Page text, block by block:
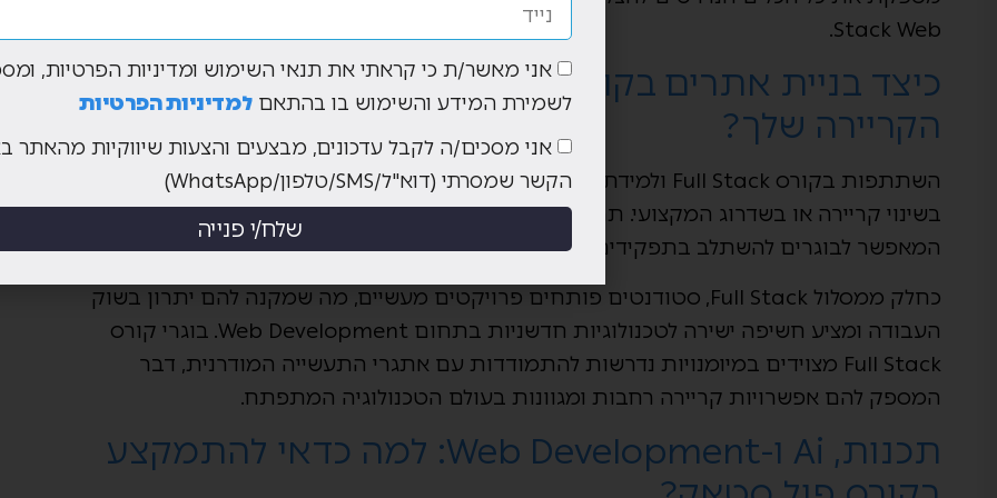
Stack Web.
כיצד בניית אתרים בקורס Full Stack יכולה לשנות את
הקריירה שלך?
השתתפות בקורס Full Stack ולמידת בניית אתרים מהווה נקודת מפנה עבור רבים המעוניינים
בשינוי קריירה או בשדרוג המקצועי. תהליך הלמידה מציע ידע רחב ומעמיק בפיתוח אתרים,
המאפשר לבוגרים להשתלב בתפקידים מבוקשים כמפתחי Full Stack שולטים.
כחלק ממסלול Full Stack, סטודנטים פותחים פרויקטים מעשיים, מה שמקנה להם יתרון בשוק
העבודה ומציע חשיפה ישירה לטכנולוגיות חדשניות בתחום Web Development. בוגרי קורס
Full Stack מצוידים במיומנויות נדרשות להתמודדות עם אתגרי התעשייה המודרנית, דבר
המספק להם אפשרויות קריירה רחבות ומגוונות בעולם הטכנולוגיה המתפתח.
תכנות, Ai ו-Web Development: למה כדאי להתמקצע
אני מאשר/ת כי קראתי את תנאי השימוש ומדיניות הפרטיות,
לשמירת המידע והשימוש בו בהתאם למדיניות הפרטיות
אני מסכים/ה לקבל עדכונים, מבצעים והצעות שיווקיות מהאתר
הקשר שמסרתי (דוא"ל/SMS/טלפון/WhatsApp)
שלח/י פנייה